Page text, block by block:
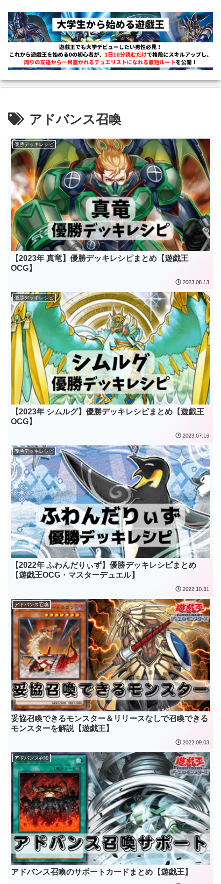
アドバンス召喚
優勝デッキレシピ
【2023年 真竜】優勝デッキレシピまとめ【遊戯王
OCG】
2023.08.13
優勝デッキレシピ
【2023年 シムルグ】優勝デッキレシピまとめ【遊戯王
OCG】
2023.07.16
優勝デッキレシピ
【2022年 ふわんだりぃず】優勝デッキレシピまとめ
【遊戯王OCG・マスターデュエル】
2022.10.31
アドバンス召喚
妥協召喚できるモンスター＆リリースなしで召喚できる
モンスターを解説【遊戯王】
2022.09.03
アドバンス召喚
アドバンス召喚のサポートカードまとめ【遊戯王】